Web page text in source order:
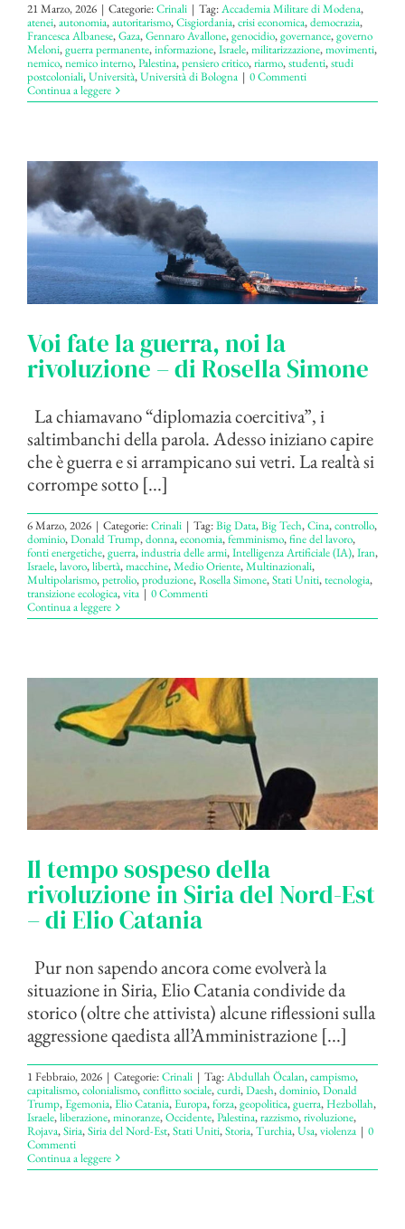
21 Marzo, 2026 | Categorie:Crinali | Tag:Accademia Militare di Modena,
atenei,autonomia,autoritarismo,Cisgiordania,crisi economica,democrazia,
Francesca Albanese,Gaza,Gennaro Avallone,genocidio,governance,governo
Meloni,guerra permanente,informazione,Israele,militarizzazione,movimenti,
nemico,nemico interno,Palestina,pensiero critico,riarmo,studenti,studi
postcoloniali,Università,Università di Bologna | 0 Commenti
Continua a leggere
Voi fate la guerra, noi la
rivoluzione – di Rosella Simone
La chiamavano “diplomazia coercitiva”, i
saltimbanchi della parola. Adesso iniziano capire
che è guerra e si arrampicano sui vetri. La realtà si
corrompe sotto [...]
6 Marzo, 2026 | Categorie:Crinali | Tag:Big Data,Big Tech,Cina,controllo,
dominio,Donald Trump,donna,economia,femminismo,fine del lavoro,
fonti energetiche,guerra,industria delle armi,Intelligenza Artificiale (IA),Iran,
Israele,lavoro,libertà,macchine,Medio Oriente,Multinazionali,
Multipolarismo,petrolio,produzione,Rosella Simone,Stati Uniti,tecnologia,
transizione ecologica,vita | 0 Commenti
Continua a leggere
Il tempo sospeso della
rivoluzione in Siria del Nord-Est
– di Elio Catania
Pur non sapendo ancora come evolverà la
situazione in Siria, Elio Catania condivide da
storico (oltre che attivista) alcune riflessioni sulla
aggressione qaedista all’Amministrazione [...]
1 Febbraio, 2026 | Categorie:Crinali | Tag:Abdullah Öcalan,campismo,
capitalismo,colonialismo,conflitto sociale,curdi,Daesh,dominio,Donald
Trump,Egemonia,Elio Catania,Europa,forza,geopolitica,guerra,Hezbollah,
Israele,liberazione,minoranze,Occidente,Palestina,razzismo,rivoluzione,
Rojava,Siria,Siria del Nord-Est,Stati Uniti,Storia,Turchia,Usa,violenza | 0
Commenti
Continua a leggere